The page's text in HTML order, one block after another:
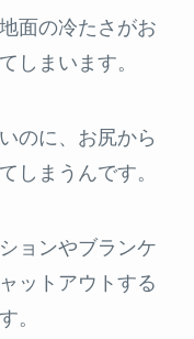
面の冷たさがお
しまいます。
のに、お尻から
しまうんです。
ョンやブランケ
ットアウトする
。